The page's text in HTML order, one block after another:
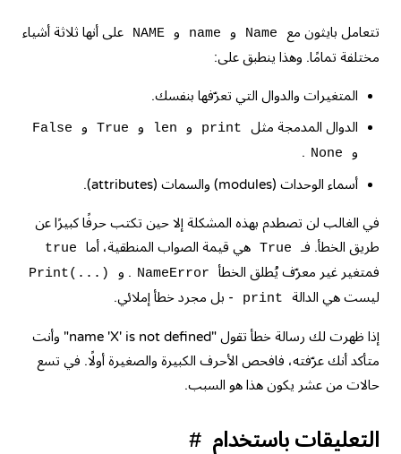
تتعامل بايثون مع Name و name و NAME
على أنها ثلاثة أشياء
مختلفة تمامًا. وهذا ينطبق على:
المتغيرات والدوال التي تعرّفها بنفسك.
الدوال المدمجة مثل
print و len و True و False
و None
.
أسماء الوحدات (modules) والسمات (attributes).
في الغالب لن تصطدم بهذه المشكلة إلا حين تكتب حرفًا كبيرًا عن
طريق الخطأ. فـ
True هي قيمة الصواب المنطقية، أما true
فمتغير غير معرّف يُطلق الخطأ NameError . و Print(...)
ليست هي الدالة print - بل مجرد خطأ إملائي.
إذا ظهرت لك رسالة خطأ تقول "name 'X' is not defined" وأنت
متأكد أنك عرّفته، فافحص الأحرف الكبيرة والصغيرة أولًا. في تسع
حالات من عشر يكون هذا هو السبب.
التعليقات باستخدام #